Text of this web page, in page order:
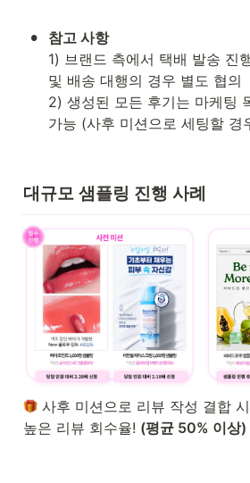
•
1) 브랜드 측에서 택배 발송 진
및 배송 대행의 경우 별도 협의
2) 생성된 모든 후기는 마케팅
가능 (사후 미션으로 세팅할 경
대규모 샘플링 진행 사례
사후 미션으로 리뷰 작성 결합
높은 리뷰 회수율! (평균 50% 이상)